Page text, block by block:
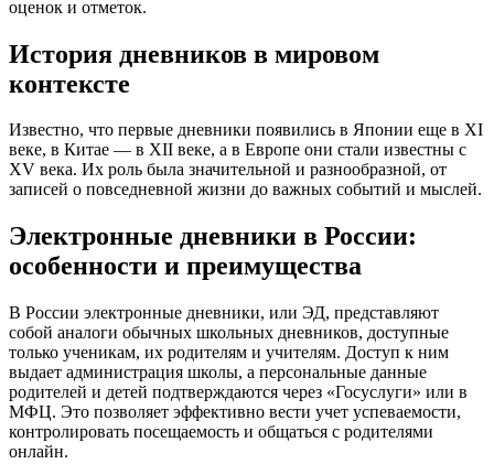
оценок и отметок.
История дневников в мировом
контексте
Известно, что первые дневники появились в Японии еще в XI
веке, в Китае — в XII веке, а в Европе они стали известны с
XV века. Их роль была значительной и разнообразной, от
записей о повседневной жизни до важных событий и мыслей.
Электронные дневники в России:
особенности и преимущества
В России электронные дневники, или ЭД, представляют
собой аналоги обычных школьных дневников, доступные
только ученикам, их родителям и учителям. Доступ к ним
выдает администрация школы, а персональные данные
родителей и детей подтверждаются через «Госуслуги» или в
МФЦ. Это позволяет эффективно вести учет успеваемости,
контролировать посещаемость и общаться с родителями
онлайн.